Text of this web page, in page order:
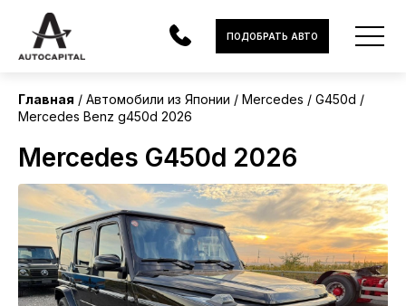
АВТОМОБИЛИ
ЭЛЕКТРОМОБИЛИ
В НАЛИЧИИ
МОТОЦИКЛЫ
УСЛУГИ
ПОДОБРАТЬ АВТО
Главная Автомобили из Японии Mercedes
G450d
Mercedes Benz g450d 2026
Mercedes G450d 2026
Япония
Без пробега